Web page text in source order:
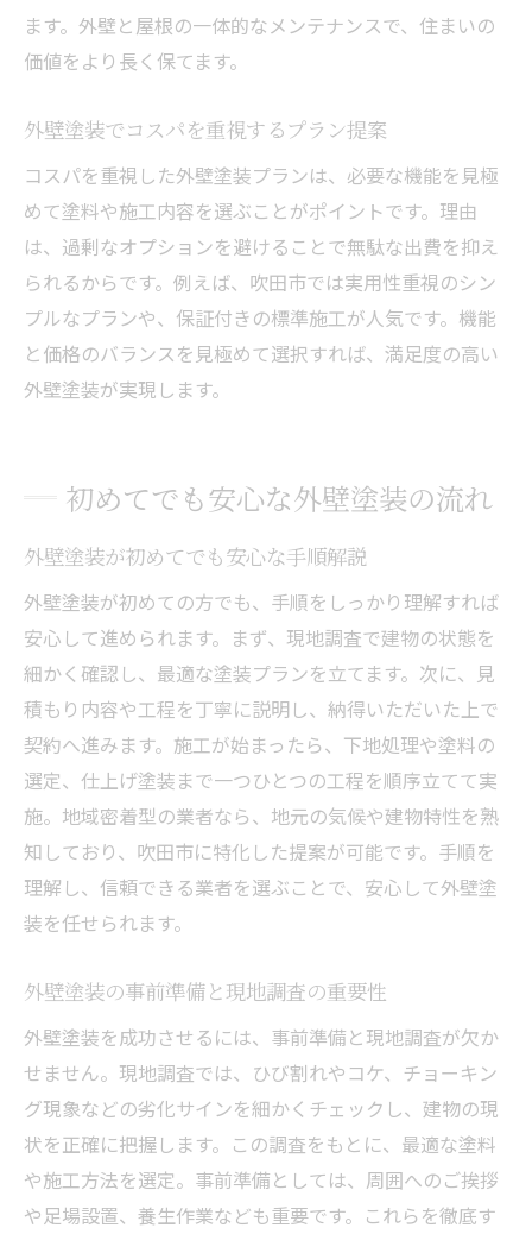
ます。外壁と屋根の一体的なメンテナンスで、住まいの
価値をより長く保てます。
外壁塗装でコスパを重視するプラン提案
コスパを重視した外壁塗装プランは、必要な機能を見極
めて塗料や施工内容を選ぶことがポイントです。理由
は、過剰なオプションを避けることで無駄な出費を抑え
られるからです。例えば、吹田市では実用性重視のシン
プルなプランや、保証付きの標準施工が人気です。機能
と価格のバランスを見極めて選択すれば、満足度の高い
外壁塗装が実現します。
初めてでも安心な外壁塗装の流れ
外壁塗装が初めてでも安心な手順解説
外壁塗装が初めての方でも、手順をしっかり理解すれば
安心して進められます。まず、現地調査で建物の状態を
細かく確認し、最適な塗装プランを立てます。次に、見
積もり内容や工程を丁寧に説明し、納得いただいた上で
契約へ進みます。施工が始まったら、下地処理や塗料の
選定、仕上げ塗装まで一つひとつの工程を順序立てて実
施。地域密着型の業者なら、地元の気候や建物特性を熟
知しており、吹田市に特化した提案が可能です。手順を
理解し、信頼できる業者を選ぶことで、安心して外壁塗
装を任せられます。
外壁塗装の事前準備と現地調査の重要性
外壁塗装を成功させるには、事前準備と現地調査が欠か
せません。現地調査では、ひび割れやコケ、チョーキン
グ現象などの劣化サインを細かくチェックし、建物の現
状を正確に把握します。この調査をもとに、最適な塗料
や施工方法を選定。事前準備としては、周囲へのご挨拶
や足場設置、養生作業なども重要です。これらを徹底す